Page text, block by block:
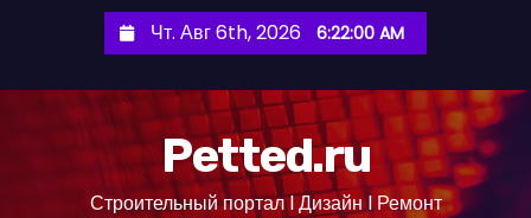
Чт. Авг 6th, 2026 6:22:00 AM
Petted.ru
Строительный портал l Дизайн l Ремонт